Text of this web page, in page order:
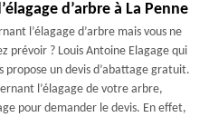
d’arbre à La Penne
l’élagage d’arbre mais vous ne
prévoir ? Louis Antoine Elagage qui
propose un devis d’abattage gratuit.
l’élagage de votre arbre,
pour demander le devis. En effet,